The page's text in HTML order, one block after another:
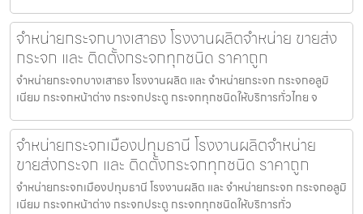
จำหน่ายกระจกบางเสาธง โรงงานผลิตจำหน่าย ขายส่ง
กระจก และ ติดตั้งกระจกทุกชนิด ราคาถูก
จำหน่ายกระจกบางเสาธง โรงงานผลิต และ จำหน่ายกระจก กระจกอลูมิ
เนียม กระจกหน้าต่าง กระจกประตู กระจกทุกชนิดให้บริการทั่วไทย จ
จำหน่ายกระจกเมืองปทุมธานี โรงงานผลิตจำหน่าย
ขายส่งกระจก และ ติดตั้งกระจกทุกชนิด ราคาถูก
จำหน่ายกระจกเมืองปทุมธานี โรงงานผลิต และ จำหน่ายกระจก กระจกอลูมิ
เนียม กระจกหน้าต่าง กระจกประตู กระจกทุกชนิดให้บริการทั่ว